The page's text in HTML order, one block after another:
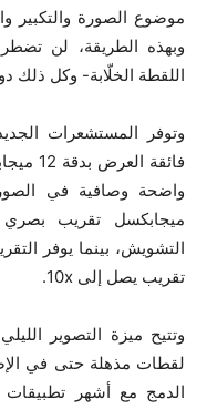
موضوع الصورة والتكبير
وبهذه الطريقة، لن تضطر
اللقطة الخلّابة- وكل ذلك
فائقة
تقريب يصل إلى 10x.
لقطات مذهلة حتى في
الدمج مع أشهر تطبيقات